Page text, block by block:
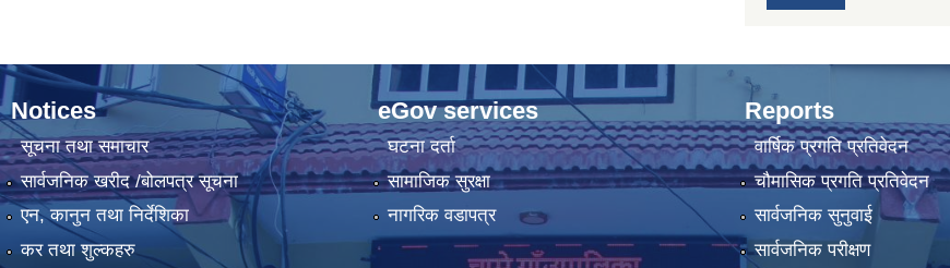
Notices
सूचना तथा समाचार
सार्वजनिक खरीद /बोलपत्र सूचना
एन, कानुन तथा निर्देशिका
कर तथा शुल्कहरु
eGov services
घटना दर्ता
सामाजिक सुरक्षा
नागरिक वडापत्र
Reports
वार्षिक प्रगति प्रतिवेदन
चौमासिक प्रगति प्रतिवेदन
सार्वजनिक सुनुवाई
सार्वजनिक परीक्षण